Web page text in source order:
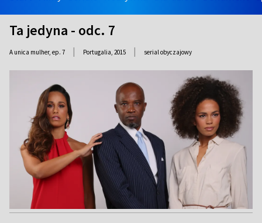
Ta jedyna - odc. 7
A unica mulher, ep. 7 | Portugalia, 2015 | serial obyczajowy